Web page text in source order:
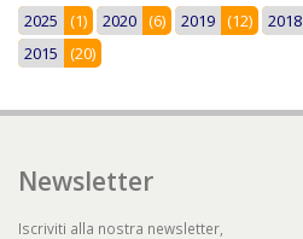
2025 (1) 2020 (6) 2019 (12) 2018
2015
(20)
Newsletter
Iscriviti alla nostra newsletter,